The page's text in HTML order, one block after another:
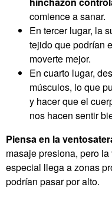
comience a sanar.
En tercer lugar, la
tejido que podrían
moverte mejor.
En cuarto lugar,
músculos, lo que
y hacer que el
nos hacen sentir
Piensa en la
masaje presiona, pero
especial llega a zonas
podrían pasar por alto.